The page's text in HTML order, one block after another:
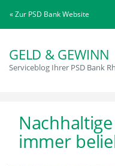
« Zur PSD Bank Website
GELD & GEWINN
Serviceblog Ihrer PSD Bank
immer